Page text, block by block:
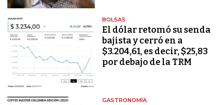
BOLSAS
El dólar retomó su senda
bajista y cerró en a
$3.204,61, es decir, $25,83
por debajo de la TRM
GASTRONOMÍA